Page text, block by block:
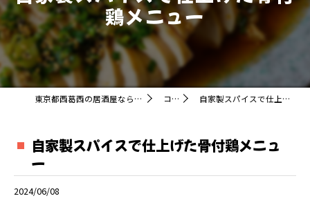
鶏メニュー
東京都西葛西の居酒屋ならおやひなや 西葛西店 コラム 自家製スパイスで仕上げた骨付鶏メニュー
自家製スパイスで仕上げた骨付鶏メニュ
ー
2024/06/08